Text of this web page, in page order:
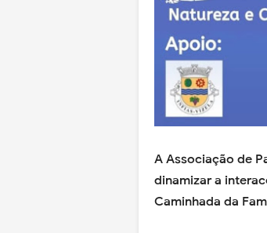
A Associação de
dinamizar a
Caminhada da